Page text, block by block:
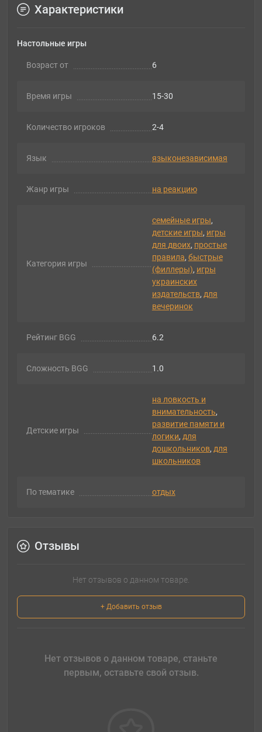
Характеристики
Настольные игры
Возраст от 6
Время игры 15-30
Количество игроков 2-4
Язык языконезависимая
Жанр игры на реакцию
Категория игры
семейные игры,
детские игры, игры
для двоих, простые
правила, быстрые
(филлеры), игры
украинских
издательств, для
вечеринок
Рейтинг BGG 6.2
Сложность BGG 1.0
Детские игры
на ловкость и
внимательность,
развитие памяти и
логики, для
дошкольников, для
школьников
По тематике отдых
Отзывы
Нет отзывов о данном товаре.
+ Добавить отзыв
Нет отзывов о данном товаре, станьте
первым, оставьте свой отзыв.